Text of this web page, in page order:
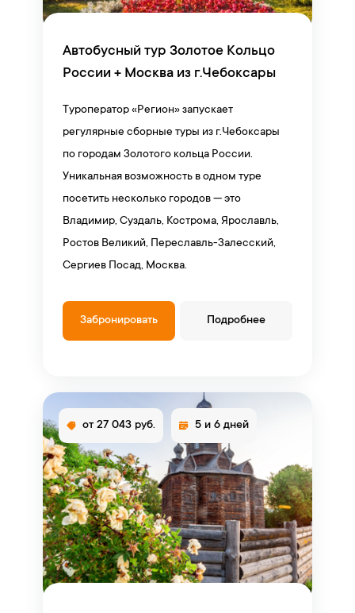
Автобусный тур Золотое Кольцо
России + Москва из г.Чебоксары
Туроператор «Регион» запускает
регулярные сборные туры из г.Чебоксары
по городам Золотого кольца России.
Уникальная возможность в одном туре
посетить несколько городов — это
Владимир, Суздаль, Кострома, Ярославль,
Ростов Великий, Переславль-Залесский,
Сергиев Посад, Москва.
Забронировать Подробнее
от 27 043 руб. 5 и 6 дней